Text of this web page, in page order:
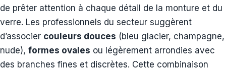
de prêter attention à chaque détail de la monture et du
verre. Les professionnels du secteur suggèrent
d’associer couleurs douces (bleu glacier, champagne,
nude), formes ovales ou légèrement arrondies avec
des branches fines et discrètes. Cette combinaison